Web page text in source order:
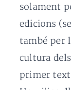
solament
edicions
també per
cultura
primer